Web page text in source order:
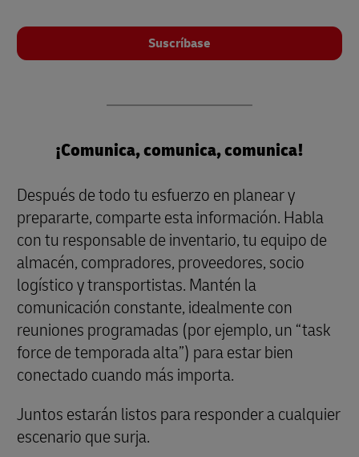
Suscríbase
¡Comunica, comunica, comunica!
Después de todo tu esfuerzo en planear y
prepararte, comparte esta información. Habla
con tu responsable de inventario, tu equipo de
almacén, compradores, proveedores, socio
logístico y transportistas. Mantén la
comunicación constante, idealmente con
reuniones programadas (por ejemplo, un “task
force de temporada alta”) para estar bien
conectado cuando más importa.
Juntos estarán listos para responder a cualquier
escenario que surja.